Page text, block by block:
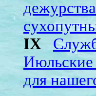
IX
Июльские
для